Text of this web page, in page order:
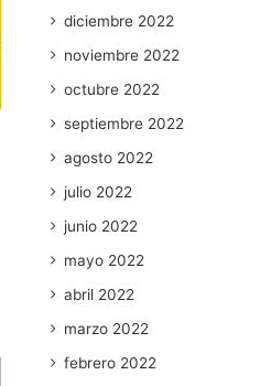
diciembre 2022
noviembre 2022
octubre 2022
septiembre 2022
agosto 2022
julio 2022
junio 2022
mayo 2022
abril 2022
marzo 2022
febrero 2022